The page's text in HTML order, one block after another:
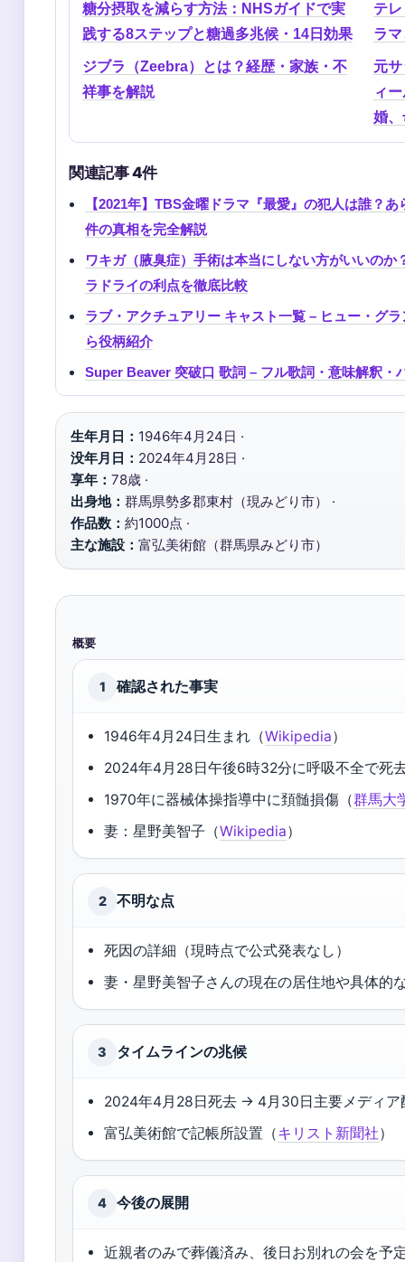
糖分摂取を減らす方法：NHSガイドで実
践する8ステップと糖過多兆候・14日効果
テ
ラ
ジブラ（Zeebra）とは？経歴・家族・不
祥事を解説
元
ィ
婚
関連記事 4件
【2021年】TBS金曜ドラマ『最愛』の犯人は誰？
件の真相を完全解説
ワキガ（腋臭症）手術は本当にしない方がいいの
ラドライの利点を徹底比較
ラブ・アクチュアリー キャスト一覧 – ヒュー・グ
ら役柄紹介
Super Beaver 突破口 歌詞 – フル歌詞・意味解釈・
生年月日： 1946年4月24日 ·
没年月日： 2024年4月28日 ·
享年： 78歳 ·
出身地： 群馬県勢多郡東村（現みどり市） ·
作品数： 約1000点 ·
主な施設： 富弘美術館（群馬県みどり市）
概要
1 確認された事実
1946年4月24日生まれ（Wikipedia）
2024年4月28日午後6時32分に呼吸不全で死
1970年に器械体操指導中に頚髄損傷（群馬大
妻：星野美智子（Wikipedia）
2 不明な点
死因の詳細（現時点で公式発表なし）
妻・星野美智子さんの現在の居住地や具体的
3 タイムラインの兆候
2024年4月28日死去 → 4月30日主要メディア
富弘美術館で記帳所設置（キリスト新聞社）
4 今後の展開
近親者のみで葬儀済み、後日お別れの会を予